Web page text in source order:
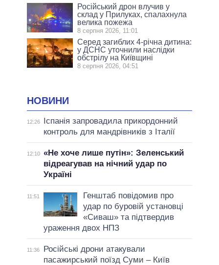
Російський дрон влучив у
склад у Прилуках, спалахнула
велика пожежа
8 серпня 2026, 11:01
Серед загиблих 4-річна дитина:
у ДСНС уточнили наслідки
обстрілу на Київщині
8 серпня 2026, 04:51
НОВИНИ
12:26
Іспанія запровадила прикордонний
контроль для мандрівників з Італії
12:10 «Не хоче лише путін»: Зеленський
відреагував на нічний удар по
Україні
11:51
Генштаб повідомив про
удар по буровій установці
«Сиваш» та підтвердив
ураження двох НПЗ
11:36
Російські дрони атакували
пасажирський поїзд Суми – Київ